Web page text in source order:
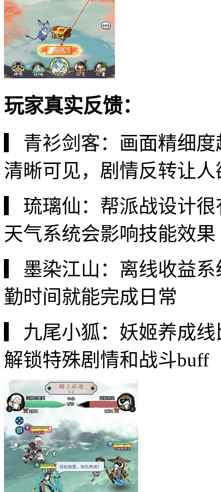
玩家真实反馈：
▎青衫剑客：画面精细
清晰可见，剧情反转让
▎琉璃仙：帮派战设计
天气系统会影响技能效果
▎墨染江山：离线收益
勤时间就能完成日常
▎九尾小狐：妖姬养成
解锁特殊剧情和战斗buff